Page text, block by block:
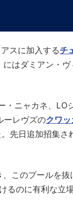
スに加入するチ
はダミアン・ヴ
・ニャカネ、LO
ーレヴズのクワ
先日追加招集さ
このプールを抜
るのに有利な立